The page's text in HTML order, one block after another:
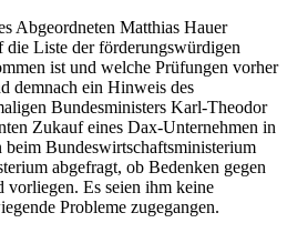
Abgeordneten Matthias Hauer
Liste der förderungswürdigen
ist und welche Prüfungen vorher
demnach ein Hinweis des
Bundesministers Karl-Theodor
Zukauf eines Dax-Unternehmen in
Bundeswirtschaftsministerium
abgefragt, ob Bedenken gegen
vorliegen. Es seien ihm keine
Probleme zugegangen.